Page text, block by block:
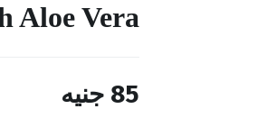
Aloe Vera
85 جنيه